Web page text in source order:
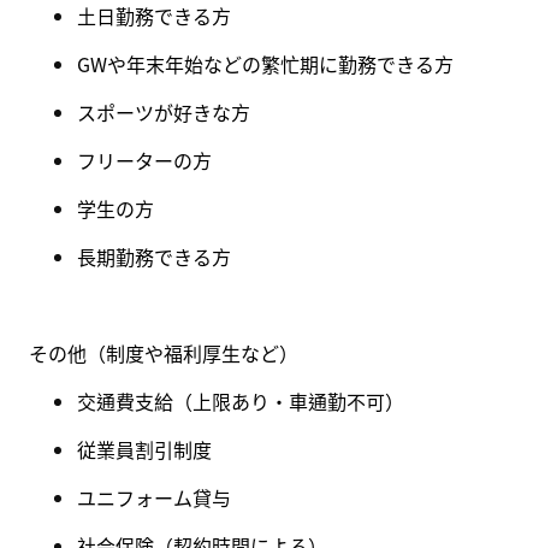
土日勤務できる方
GWや年末年始などの繁忙期に勤務できる方
スポーツが好きな方
フリーターの方
学生の方
長期勤務できる方
その他（制度や福利厚生など）
交通費支給（上限あり・ 車通勤不可）
従業員割引制度
ユニフォーム貸与